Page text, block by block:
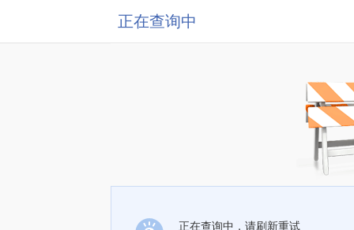
正在查询中
正在查询中，请刷新重试